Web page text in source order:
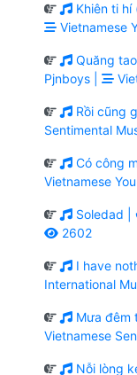
Khiên ti hí
Vietnamese
Quăng
Pjnboys |
Rồi cũng
Sentimental
Có công
Vietnamese
Soledad |
2602
I have
International
Mưa đêm
Vietnamese
Nỗi lòng